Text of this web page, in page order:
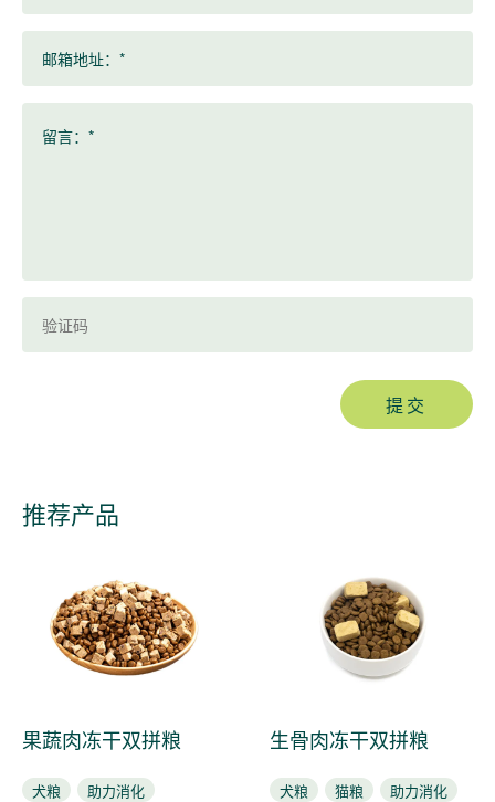
邮箱地址：*
留言：*
提交
推荐产品
果蔬肉冻干双拼粮
犬粮
助力消化
生骨肉冻干双拼粮
犬粮 猫粮
助力消化